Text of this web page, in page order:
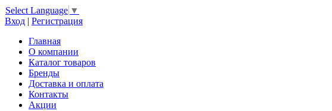
Select Language ▼
Вход | Регистрация
Главная
О компании
Каталог товаров
Бренды
Доставка и оплата
Контакты
Акции